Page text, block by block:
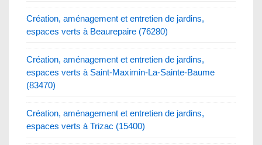
Création, aménagement et entretien de jardins,
espaces verts à Beaurepaire (76280)
Création, aménagement et entretien de jardins,
espaces verts à Saint-Maximin-La-Sainte-Baume
(83470)
Création, aménagement et entretien de jardins,
espaces verts à Trizac (15400)